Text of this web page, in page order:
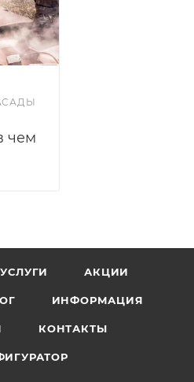
чем
УСЛУГИ АКЦИИ
ИНФОРМАЦИЯ
КОНТАКТЫ